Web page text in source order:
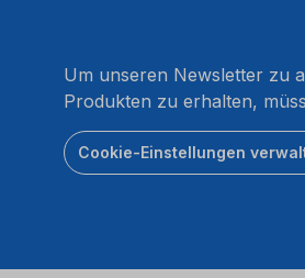
Um unseren Newsletter zu
Produkten zu erhalten,
Cookie-Einstellungen